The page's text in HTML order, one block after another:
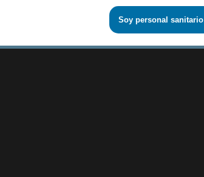
Soy personal sanitario